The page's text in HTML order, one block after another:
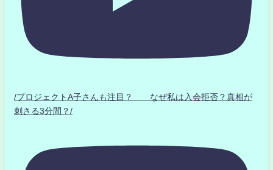
/プロジェクトA子さんも注目？ なぜ私は入会拒否？真相が
刺さる3分間？/